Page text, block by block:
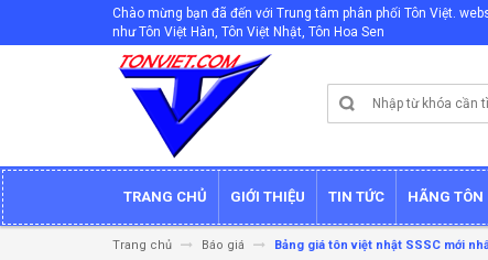
Chào mừng bạn đã đến với Trung tâm phân phối Tôn Việt.
như Tôn Việt Hàn, Tôn Việt Nhật, Tôn Hoa Sen
TRANG CHỦ GIỚI THIỆU TIN TỨC HÃNG TÔN
Trang chủ Báo giá Bảng giá tôn việt nhật SSSC mới